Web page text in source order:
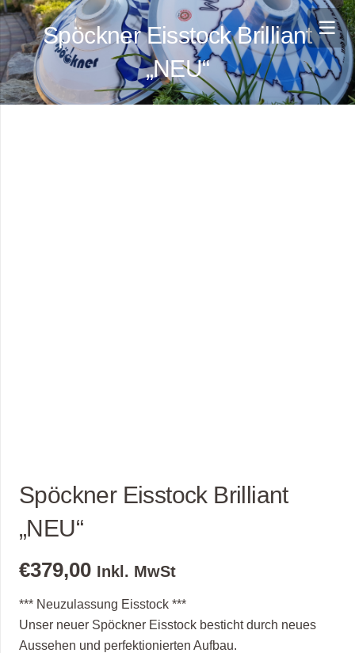
Spöckner Eisstock Brilliant
„NEU“
Spöckner Eisstock Brilliant
„NEU“
€379,00 Inkl. MwSt
*** Neuzulassung Eisstock ***
Unser neuer Spöckner Eisstock besticht durch neues
Aussehen und perfektionierten Aufbau.